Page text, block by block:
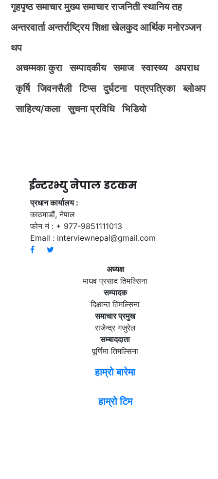
गृहपृष्ठ समाचार मुख्य समाचार राजनिती स्थानिय तह
अन्तरवार्ता अन्तर्राष्ट्रिय शिक्षा खेलकुद आर्थिक मनोरञ्जन
थप
अचम्मका कुरा
सम्पादकीय समाज स्वास्थ्य
अपराध
कृर्षि
जिवनसैली टिप्स दुर्घटना पत्रपत्रिका
ब्लोअप
साहित्य/कला
सुचना प्रविधि भिडियाे
ईन्टरभ्यु नेपाल डटकम
प्रधान कार्यालय :
काठमाडौं, नेपाल
फोन नं : + 977-9851111013
Email : interviewnepal@gmail.com
अध्यक्ष
माधव प्रसाद तिमल्सिना
सम्पादक
दिक्षान्त तिमल्सिना
समाचार प्रमुख
राजेन्द्र गजुरेल
सम्बाददाता
पूर्णिमा तिमल्सिना
हाम्रो बारेमा
हाम्रो टिम